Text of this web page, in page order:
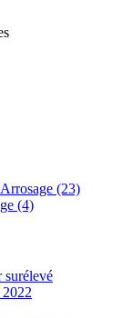
(23)
(4)
surélevé